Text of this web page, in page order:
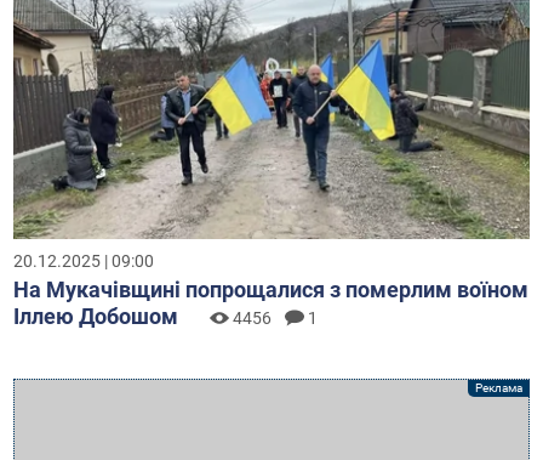
20.12.2025 | 09:00
На Мукачівщині попрощалися з померлим воїном
Іллею Добошом
4456 1